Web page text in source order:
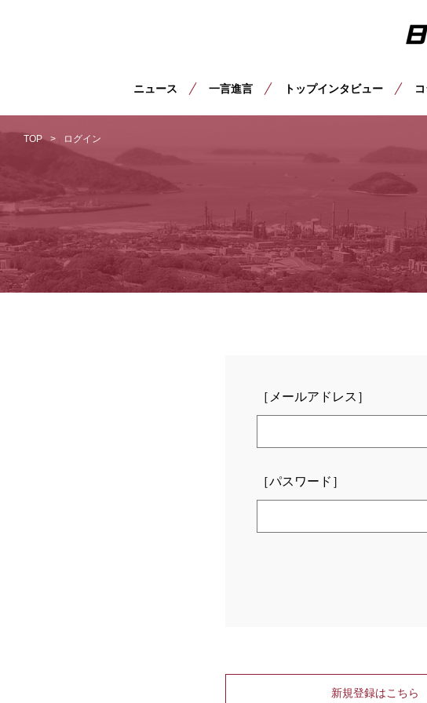
ニュース 一言進言 トップインタビュー
TOP ログイン
［メールアドレス］
［パスワード］
新規登録はこちら